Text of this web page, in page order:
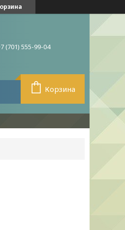
(701) 555-99-04
Корзина